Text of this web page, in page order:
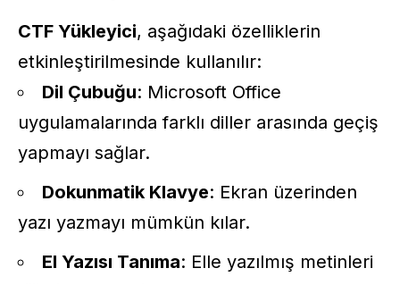
CTF Yükleyici, aşağıdaki özelliklerin
etkinleştirilmesinde kullanılır:
Dil Çubuğu: Microsoft Office
uygulamalarında farklı diller arasında geçiş
yapmayı sağlar.
Dokunmatik Klavye: Ekran üzerinden
yazı yazmayı mümkün kılar.
El Yazısı Tanıma: Elle yazılmış metinleri